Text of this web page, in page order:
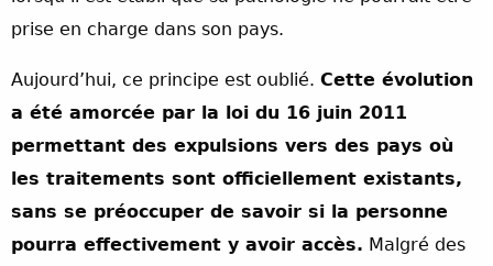
prise en charge dans son pays.
Aujourd’hui, ce principe est oublié. Cette évolution
a été amorcée par la loi du 16 juin 2011
permettant des expulsions vers des pays où
les traitements sont officiellement existants,
sans se préoccuper de savoir si la personne
pourra effectivement y avoir accès. Malgré des